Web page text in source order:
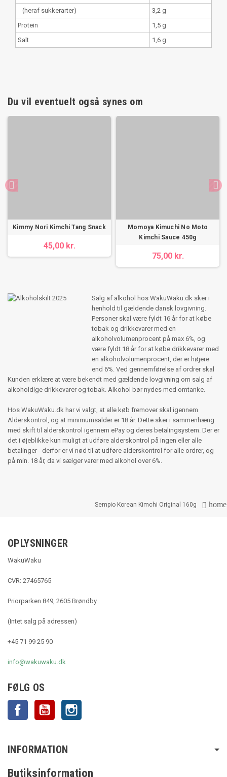
(heraf sukkerarter)
3,2 g
Protein
1,5 g
Salt
1,6 g
Du vil eventuelt også synes om
Kimmy Nori Kimchi Tang Snack
45,00 kr.
Momoya Kimuchi No Moto
Kimchi Sauce 450g
75,00 kr.
Salg af alkohol hos WakuWaku.dk sker i
henhold til gældende dansk lovgivning.
Personer skal være fyldt 16 år for at købe
tobak og drikkevarer med en
alkoholvolumenprocent på max 6%, og
være fyldt 18 år for at købe drikkevarer med
en alkoholvolumenprocent, der er højere
end 6%. Ved gennemførelse af ordrer skal
Kunden erklære at være bekendt med gældende lovgivning om salg af
alkoholdige drikkevarer og tobak. Alkohol bør nydes med omtanke.
Hos WakuWaku.dk har vi valgt, at alle køb fremover skal igennem
Alderskontrol, og at minimumsalder er 18 år. Dette sker i sammenhæng
med skift til alderskontrol igennem ePay og deres betalingsystem. Der er
det i øjeblikke kun muligt at udføre alderskontrol på ingen eller alle
betalinger - derfor er vi nød til at udføre alderskontrol for alle ordrer, og
på min. 18 år, da vi sælger varer med alkohol over 6%.
home

Sempio Korean Kimchi Original 160g
OPLYSNINGER
WakuWaku
CVR: 27465765
Priorparken 849, 2605 Brøndby
(Intet salg på adressen)
+45 71 99 25 90
info@wakuwaku.dk
FØLG OS
Facebook YouTube
INFORMATION
Butiksinformation